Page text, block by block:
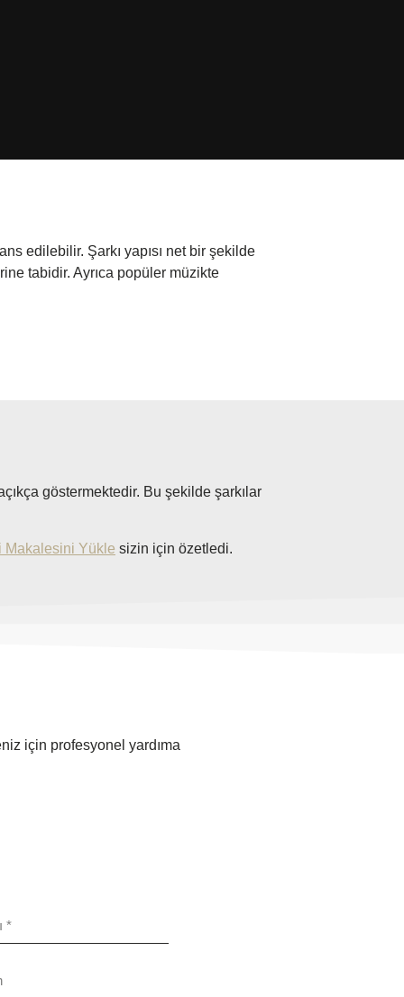
edilebilir. Şarkı yapısı net bir şekilde
tabidir. Ayrıca popüler müzikte
göstermektedir. Bu şekilde şarkılar
Makalesini Yükle sizin için özetledi.
için profesyonel yardıma